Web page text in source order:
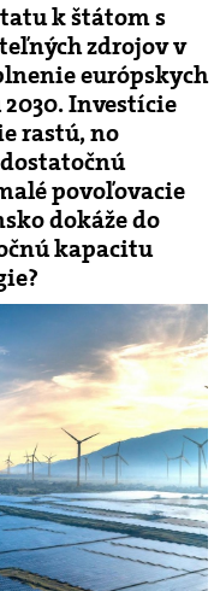
k štátom s
zdrojov v
európskych
Investície
rastú, no
povoľovacie
dokáže do
kapacitu